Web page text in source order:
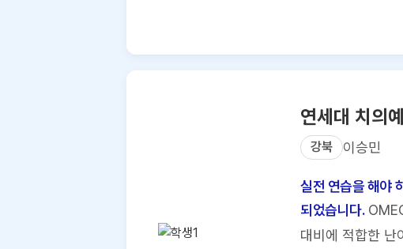
연세대 치의
강북 이승민
실전 연습을 해야
되었습니다.
대비에 적합한 난